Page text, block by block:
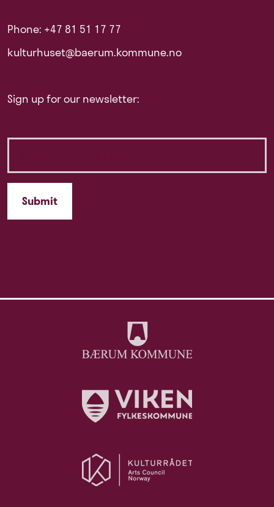
Phone: +47 81 51 17 77
kulturhuset@baerum.kommune.no
Sign up for our newsletter: